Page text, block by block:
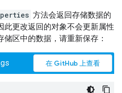
方法会返回存储数据的
此更改返回的对象不会更新属性
区中的数据，请重新保存：
在 GitHub 上查看